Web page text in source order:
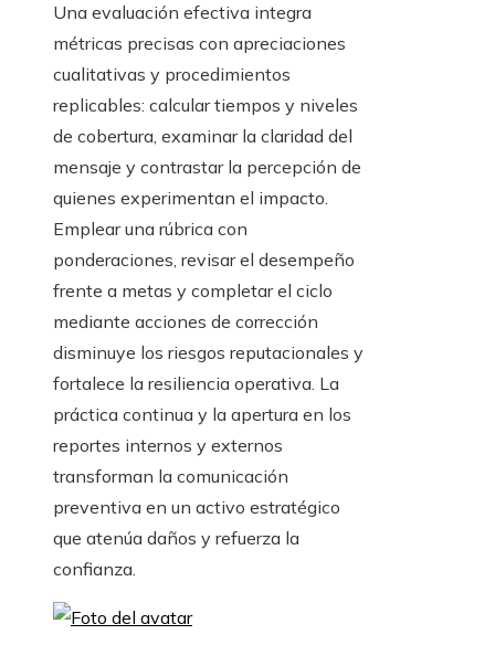
Una evaluación efectiva integra
métricas precisas con apreciaciones
cualitativas y procedimientos
replicables: calcular tiempos y niveles
de cobertura, examinar la claridad del
mensaje y contrastar la percepción de
quienes experimentan el impacto.
Emplear una rúbrica con
ponderaciones, revisar el desempeño
frente a metas y completar el ciclo
mediante acciones de corrección
disminuye los riesgos reputacionales y
fortalece la resiliencia operativa. La
práctica continua y la apertura en los
reportes internos y externos
transforman la comunicación
preventiva en un activo estratégico
que atenúa daños y refuerza la
confianza.